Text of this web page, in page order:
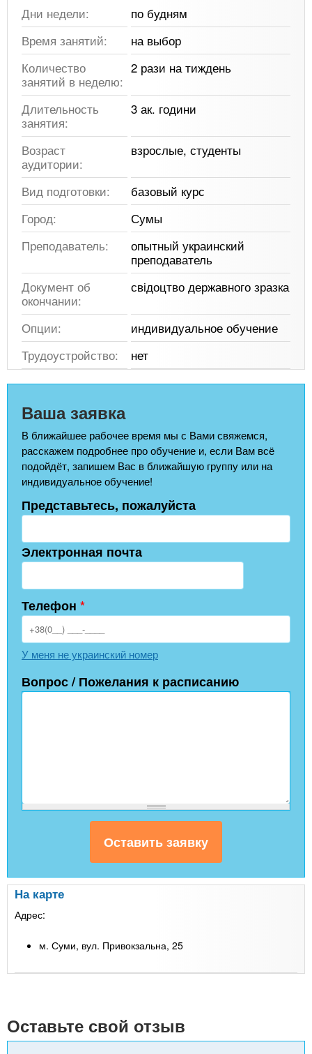
Дни недели:
по будням
Время занятий:
на выбор
Количество
занятий в неделю:
2 рази на тиждень
Длительность
занятия:
3 ак. години
Возраст
аудитории:
взрослые, студенты
Вид подготовки:
базовый курс
Город:
Сумы
Преподаватель:
опытный украинский
преподаватель
Документ об
окончании:
свідоцтво державного зразка
Опции:
индивидуальное обучение
Трудоустройство:
нет
Ваша заявка
В ближайшее рабочее время мы с Вами свяжемся,
расскажем подробнее про обучение и, если Вам всё
подойдёт, запишем Вас в ближайшую группу или на
индивидуальное обучение!
Представьтесь, пожалуйста
Электронная почта
Телефон *
У меня не украинский номер
Вопрос / Пожелания к расписанию
На карте
Адрес:
м. Суми, вул. Привокзальна, 25
Оставьте свой отзыв